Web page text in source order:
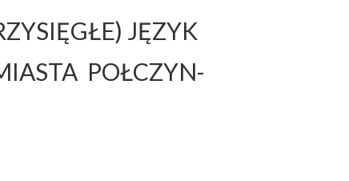
JĘZYK
POŁCZYN-